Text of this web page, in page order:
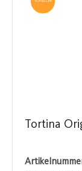
TOPSELLER
Tortina